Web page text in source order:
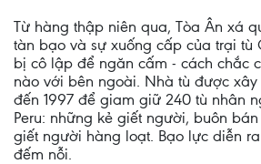
Từ hàng thập niên qua, Tòa Ân xá
tàn bạo và sự xuống cấp của trại tù
bị cô lập để ngăn cấm - cách chắc
nào với bên ngoài. Nhà tù được
đến 1997 để giam giữ 240 tù nhân
Peru: những kẻ giết người, buôn
giết người hàng loạt. Bạo lực diễn
đếm nỗi.